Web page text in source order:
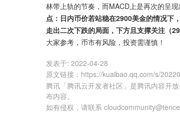
林带上轨的节奏，而MACD上是再次的呈
点：日内币价若站稳在2900美金的情况下
走出二次下跌的局面，下方且支撑关注（
大家参考，币市有风险，投资需谨慎！
发表于: 2022-04-28
原文链接 ： https://kuaibao.qq.com/s/
腾讯「腾讯云开发者社区」是腾讯内容开
布内容。
如有侵权，请联系